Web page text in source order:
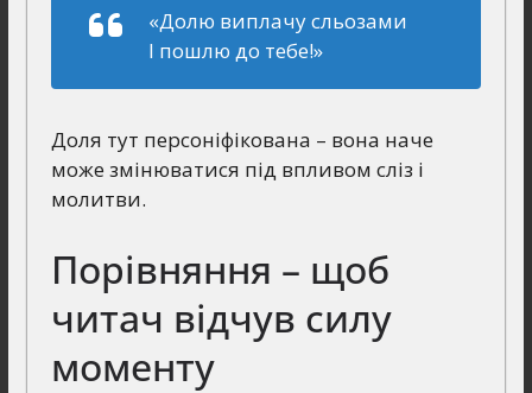
«Долю виплачу сльозами
І пошлю до тебе!»
Доля тут персоніфікована – вона наче
може змінюватися під впливом сліз і
молитви.
Порівняння – щоб
читач відчув силу
моменту